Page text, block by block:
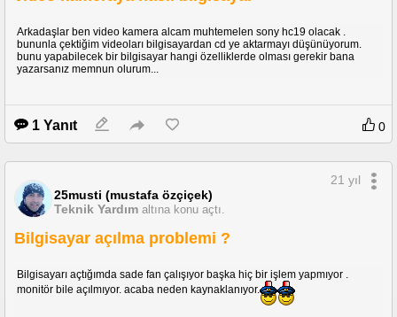
Arkadaşlar ben video kamera alcam muhtemelen sony hc19 olacak .
bununla çektiğim videoları bilgisayardan cd ye aktarmayı düşünüyorum.
bunu yapabilecek bir bilgisayar hangi özelliklerde olması gerekir bana
yazarsanız memnun olurum...
1 Yanıt 0
25musti (mustafa özçiçek)
Teknik Yardım altına konu açtı.
21 yıl
Bilgisayar açılma problemi ?
Bilgisayarı açtığımda sade fan çalışıyor başka hiç bir işlem yapmıyor .
monitör bile açılmıyor. acaba neden kaynaklanıyor.